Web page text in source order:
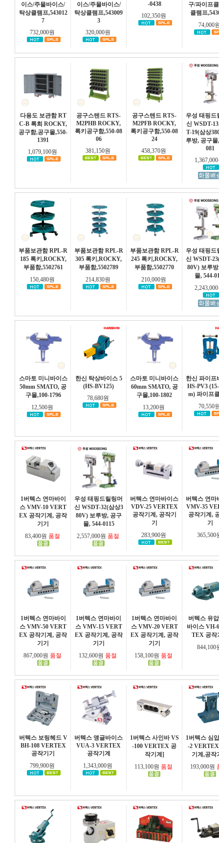
이스/주물바이스/
탁상클램프,543012
7
732,000원
이스/주물바이스/
탁상클램프,543009
3
320,000원
-0438
102,350원
구/파이프
클램프
74,000
다용도 보관함 RT
C-B 록희 ROCKY,
공구함,공구몰,550-
1391
1,079,100원
공구스텐드 RTS-
M2PHB ROCKY,
록키공구함,550-08
06
381,150원
공구스텐드 RTS-
M2PFB ROCKY,
록키공구함,550-08
24
458,370원
우성 태핑드
신 WSDT-
T-19(삼상
루방, 공구몰
081
부품보관함 RPL-R
185 록키,ROCKY,
부품함,5502761
150,480원
부품보관함 RPL-R
305 록키,ROCKY,
부품함,5502789
214,830원
부품보관함 RPL-R
245 록키,ROCKY,
부품함,5502770
210,000원
우성 태핑드
신 WSDT-
80V) 보루
몰, 544-
스마토 미니바이스
50mm SMATO, 공
구몰,100-1796
12,500원
한신 탁상바이스 5
(HS-BV125)
78,680원
스마토 미니바이스
60mm SMATO, 공
구몰,100-1802
13,200원
한신 파이프
HS-PV3
m) 파이프
70,550
1버텍스 연마바이
스 VMV-10 VERT
EX 공작기계, 공작
기기
83,400원 품절
우성 태핑드릴링머
신 WSDT-32(삼상3
80V) 보루방, 공구
몰, 544-0115
2,557,000원 품절
버텍스 연마바이스
VDV-25 VERTEX
공작기계, 공작기
기
283,900원
버텍스 연마
VMV-35
공작기계,
기
365,500
1버텍스 연마바이
스 VMV-50 VERT
EX 공작기계, 공작
기기
867,000원 품절
1버텍스 연마바이
스 VMV-15 VERT
EX 공작기계, 공작
기기
132,600원 품절
1버텍스 연마바이
스 VMV-20 VERT
EX 공작기계, 공작
기기
158,100원 품절
버텍스 유
바이스 VH-
TEX 공작
844,100
버텍스 보링헤드 V
BH-108 VERTEX
공작기기
799,900원
버텍스 앵글바이스
VUA-3 VERTEX
공작기계
1,343,000원
1버텍스 사인바 VS
-100 VERTEX 공
작기계]
113,100원 품절
1버텍스 심
-2
기계,공작
193,000원